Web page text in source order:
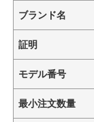
ブランド名
証明
モデル番号
最小注文数量